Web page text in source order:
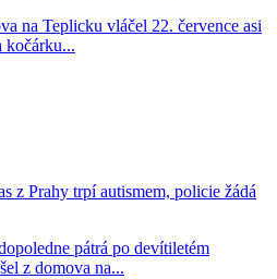
na Teplicku vláčel 22. července asi
kočárku...
z Prahy trpí autismem, policie žádá
pátrá po devítiletém
z domova na...